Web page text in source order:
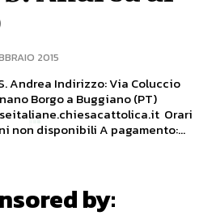
2015
Andrea Indirizzo: Via Coluccio
Borgo a Buggiano (PT)
Orari
non disponibili A pagamento:...
by: